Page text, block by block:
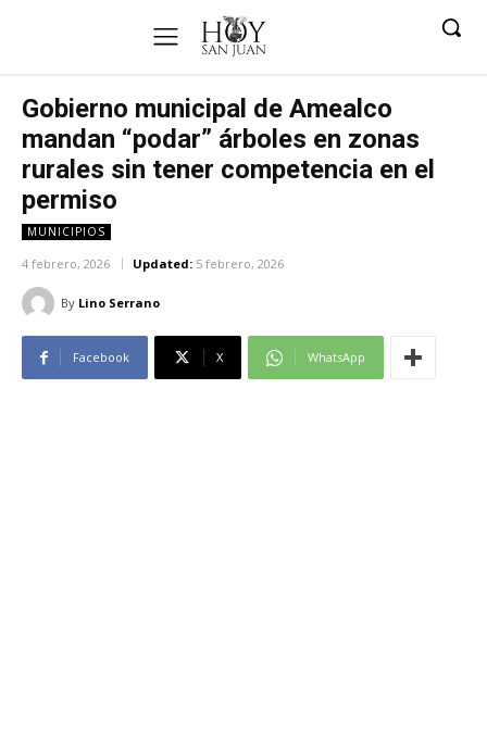
Gobierno municipal de Amealco
mandan “podar” árboles en zonas
rurales sin tener competencia en el
permiso
MUNICIPIOS
4 febrero, 2026 Updated: 5 febrero, 2026
By Lino Serrano
Facebook X WhatsApp